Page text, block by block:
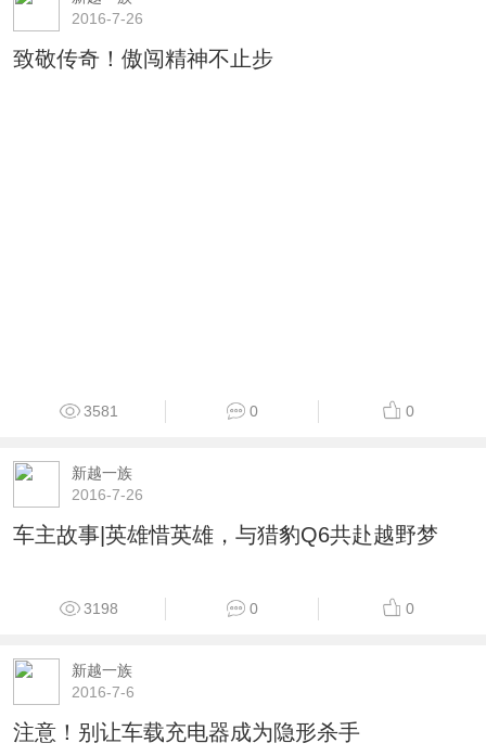
2016-7-26
致敬传奇！傲闯精神不止步
3581 0 0
新越一族
2016-7-26
车主故事|英雄惜英雄，与猎豹Q6共赴越野梦
3198 0 0
新越一族
2016-7-6
注意！别让车载充电器成为隐形杀手